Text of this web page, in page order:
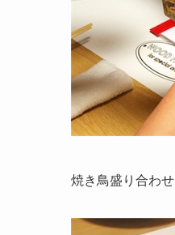
焼き鳥盛り合わせ